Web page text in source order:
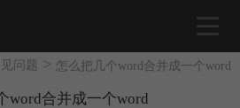
问题 > 怎么把几个word合并成一个word
word合并成一个word